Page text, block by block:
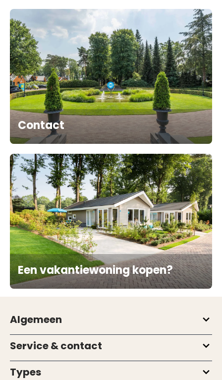
Contact
Een vakantiewoning kopen?
Algemeen
Service & contact
Types